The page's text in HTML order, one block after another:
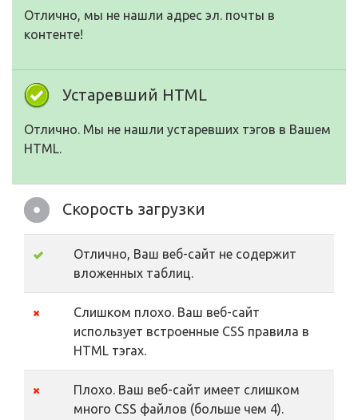
Отлично, мы не нашли адрес эл. почты в
контенте!
Устаревший HTML
Отлично. Мы не нашли устаревших тэгов в Вашем
HTML.
Скорость загрузки
Отлично, Ваш веб-сайт не содержит
вложенных таблиц.
Слишком плохо. Ваш веб-сайт
использует встроенные CSS правила в
HTML тэгах.
Плохо. Ваш веб-сайт имеет слишком
много CSS файлов (больше чем 4).